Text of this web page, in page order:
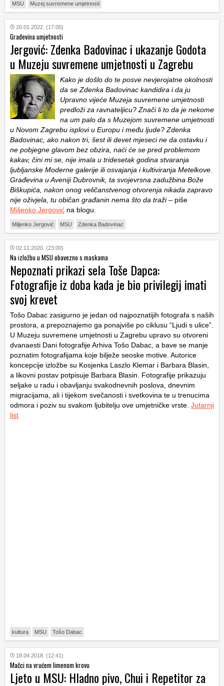
MSU Muzej suvremene umjetnosti
20.01.2022. (17:00)
Građevina umjetnosti
Jergović: Zdenka Badovinac i ukazanje Godota
u Muzeju suvremene umjetnosti u Zagrebu
Kako je došlo do te posve nevjerojatne okolnosti
da se Zdenka Badovinac kandidira i da ju
Upravno vijeće Muzeja suvremene umjetnosti
predloži za ravnateljicu? Znači li to da je nekome
na um palo da s Muzejom suvremene umjetnosti
u Novom Zagrebu isplovi u Europu i među ljude? Zdenka
Badovinac, ako nakon tri, šest ili devet mjeseci ne da ostavku i
ne pobjegne glavom bez obzira, naći će se pred problemom
kakav, čini mi se, nije imala u tridesetak godina stvaranja
ljubljanske Moderne galerije ili osvajanja i kultiviranja Metelkove.
Građevina u Aveniji Dubrovnik, ta svojevrsna zadužbina Bože
Biškupića, nakon onog veličanstvenog otvorenja nikada zapravo
nije oživjela, tu običan građanin nema što da traži– piše
Miljenko Jergović na blogu.
Miljenko Jergović MSU Zdenka Badovinac
02.11.2020. (23:00)
Na izložbu u MSU obavezno s maskama
Nepoznati prikazi sela Toše Dapca:
Fotografije iz doba kada je bio privilegij imati
svoj krevet
Tošo Dabac zasigurno je jedan od najpoznatijih fotografa s naših
prostora, a prepoznajemo ga ponajviše po ciklusu “Ljudi s ulice”.
U Muzeju suvremene umjetnosti u Zagrebu upravo su otvoreni
dvanaesti Dani fotografije Arhiva Tošo Dabac, a bave se manje
poznatim fotografijama koje bilježe seoske motive. Autorice
koncepcije izložbe su Kosjenka Laszlo Klemar i Barbara Blasin,
a likovni postav potpisuje Barbara Blasin. Fotografije prikazuju
seljake u radu i obavljanju svakodnevnih poslova, dnevnim
migracijama, ali i tijekom svečanosti i svetkovina te u trenucima
odmora i poziv su svakom ljubitelju ove umjetničke vrste. Jutarnji
list
kultura MSU Tošo Dabac
18.04.2018. (12:41)
Mačci na vrućem limenom krovu
Ljeto u MSU: Hladno pivo, Chui i Repetitor za